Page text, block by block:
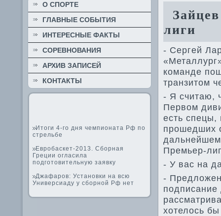
О СПОРТЕ
ГЛАВНЫЕ СОБЫТИЯ
ИНТЕРЕСНЫЕ ФАКТЫ
СОРЕВНОВАНИЯ
АРХИВ ЗАПИСЕЙ
КОНТАКТЫ
Итоги 4-го дня чемпионата Рф по
стрельбе
Евробаскет-2013. Сборная
Греции огласила
подготовительную заявку
Джафаров: Установки на всю
Универсиаду у сборной Рф нет
лиги
- Сергей
команде­
транзитом
- Я считаю,
Первом
есть
прошедших
Премьер-
- У вас на
-
подписание
хотелось